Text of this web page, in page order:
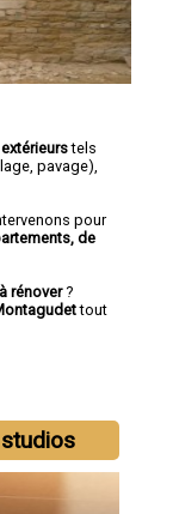
tels
pavage),
pour
de
rénover?
tout